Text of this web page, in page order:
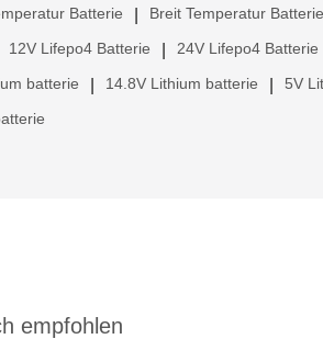
Batterie Breit Temperatur Batterie
12V Lifepo4 Batterie 24V Lifepo4 Batterie
batterie 14.8V Lithium batterie 5V
empfohlen